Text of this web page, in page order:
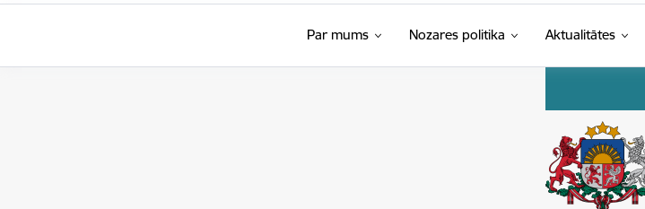
Par mums Nozares politika Aktualitātes